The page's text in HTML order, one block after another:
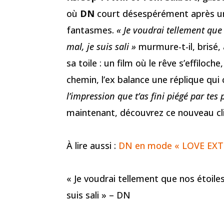
où DN court désespérément après
fantasmes. « Je voudrai tellement
mal, je suis sali » murmure-t-il, brisé,
sa toile : un film où le rêve
chemin, l’ex balance une réplique
l’impression que t’as fini piégé par tes
maintenant, découvrez ce nouveau
À lire aussi : DN en mode « LOVE
« Je voudrai tellement que nos
suis sali » – DN